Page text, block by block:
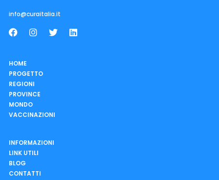
info@curaitalia.it
HOME
PROGETTO
REGIONI
PROVINCE
MONDO
VACCINAZIONI
INFORMAZIONI
LINK UTILI
BLOG
CONTATTI